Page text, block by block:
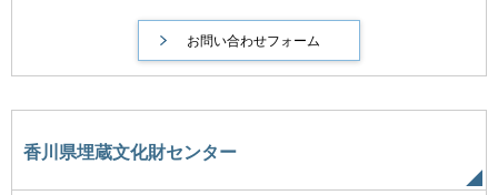
香川県埋蔵文化財センター